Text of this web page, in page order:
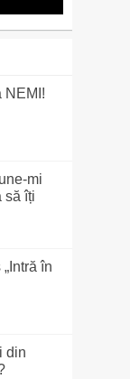
NEMI!
mi
să îți
în
din